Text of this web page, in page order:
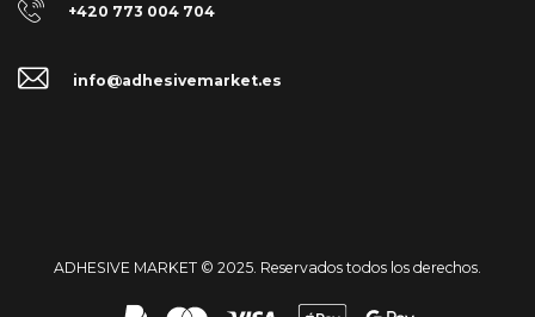
+420 773 004 704
info@adhesivemarket.es
ADHESIVE MARKET © 2025. Reservados todos los derechos.